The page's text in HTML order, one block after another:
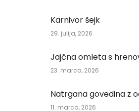
Karnivor šejk
29. julija, 2026
Jajčna omleta s
23. marca, 2026
Natrgana govedina z
11. marca, 2026